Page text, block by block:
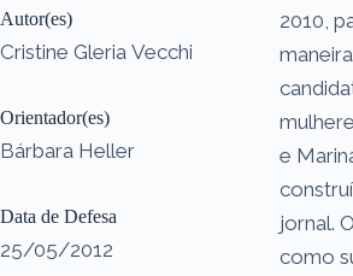
Autor(es)
Cristine Gleria Vecchi
Orientador(es)
Bárbara Heller
Data de Defesa
25/05/2012
2010,
e
jornal.
como